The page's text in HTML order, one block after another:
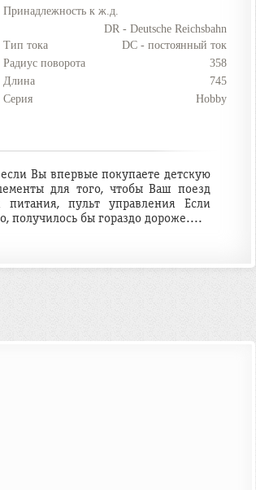
Принадлежность к ж.д.
DR - Deutsche Reichsbahn
Тип тока
DC - постоянный ток
Радиус поворота
358
Длина
745
Серия
Hobby
Вы впервые покупаете детскую
для того, чтобы Ваш поезд
пульт управления Если
получилось бы гораздо дороже....